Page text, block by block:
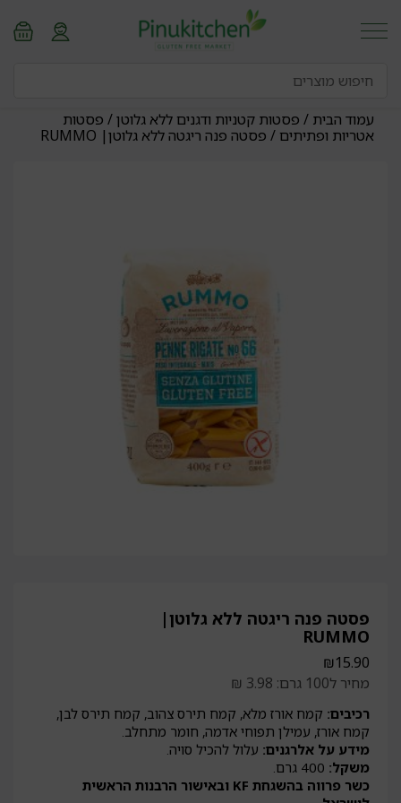
עמוד הבית / פסטות קטניות ודגנים ללא גלוטן/ פסטות
אטריות ופתיתים / פסטה פנה ריגטה ללא גלוטן| RUMMO
פסטה פנה ריגטה ללא גלוטן|
RUMMO
₪15.90
מחיר ל100 גרם: 3.98 ₪
רכיבים: קמח אורז מלא, קמח תירס צהוב, קמח תירס לבן,
קמח אורז, עמילן תפוחי אדמה, חומר מתחלב.
מידע על אלרגנים: עלול להכיל סויה.
משקל:
כשר פרווה בהשגחת KF ובאישור הרבנות הראשית